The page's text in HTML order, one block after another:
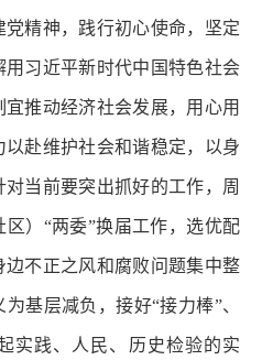
精神，践行初心使命，坚定
习近平新时代中国特色社会
推动经济社会发展，用心用
赴维护社会和谐稳定，以身
当前要突出抓好的工作，周
）“两委”换届工作，选优配
不正之风和腐败问题集中整
基层减负，接好“接力棒”、
实践、人民、历史检验的实